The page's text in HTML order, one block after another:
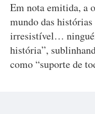
Em nota emitida, a
mundo das histórias
irresistível…
história”,
como “suporte de